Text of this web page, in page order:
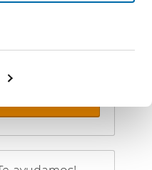
Recibe en